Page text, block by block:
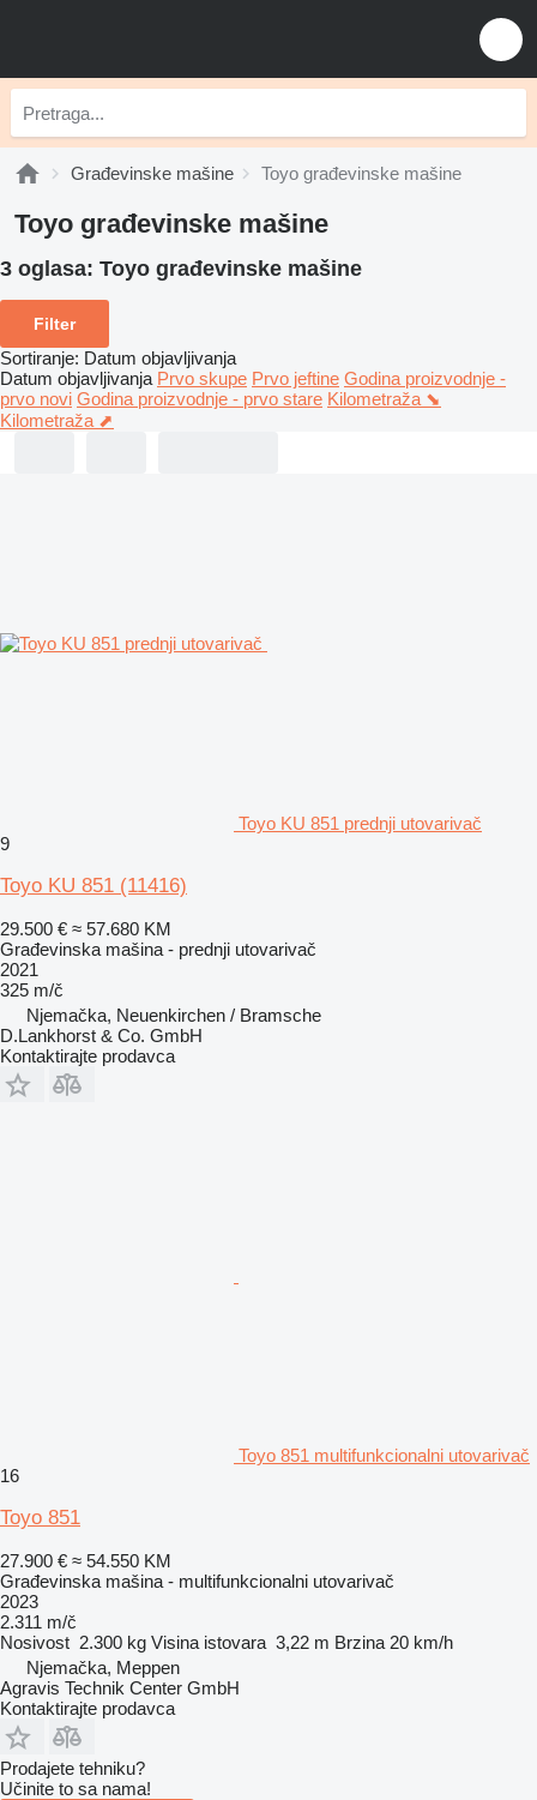
Građevinske mašine Toyo građevinske mašine
Toyo građevinske mašine
3 oglasa: Toyo građevinske mašine
Filter
Sortiranje: Datum objavljivanja
Datum objavljivanja Prvo skupe Prvo jeftine Godina proizvodnje -
prvo novi Godina proizvodnje - prvo stare Kilometraža ⬊
Kilometraža ⬈
Toyo KU 851 prednji utovarivač
9
Toyo KU 851 (11416)
29.500 € ≈ 57.680 KM
Građevinska mašina - prednji utovarivač
2021
325 m/č
Njemačka, Neuenkirchen / Bramsche
D.Lankhorst & Co. GmbH
Kontaktirajte prodavca
Toyo 851 multifunkcionalni utovarivač
16
Toyo 851
27.900 € ≈ 54.550 KM
Građevinska mašina - multifunkcionalni utovarivač
2023
2.311 m/č
Nosivost 2.300 kg Visina istovara 3,22 m Brzina 20 km/h
Njemačka, Meppen
Agravis Technik Center GmbH
Kontaktirajte prodavca
Prodajete tehniku?
Učinite to sa nama!